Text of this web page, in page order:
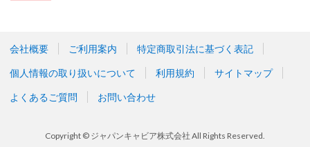
会社概要 ご利用案内 特定商取引法に基づく表記
個人情報の取り扱いについて 利用規約 サイトマップ
よくあるご質問 お問い合わせ
Copyright © ジャパンキャビア株式会社 All Rights Reserved.